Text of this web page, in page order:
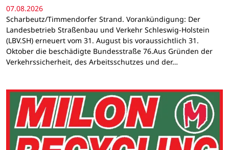
07.08.2026
Scharbeutz/Timmendorfer Strand. Vorankündigung: Der
Landesbetrieb Straßenbau und Verkehr Schleswig-Holstein
(LBV.SH) erneuert vom 31. August bis voraussichtlich 31.
Oktober die beschädigte Bundesstraße 76.Aus Gründen der
Verkehrssicherheit, des Arbeitsschutzes und der…